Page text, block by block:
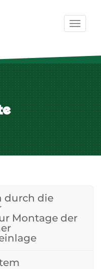
Toggle
durch die
Montage der